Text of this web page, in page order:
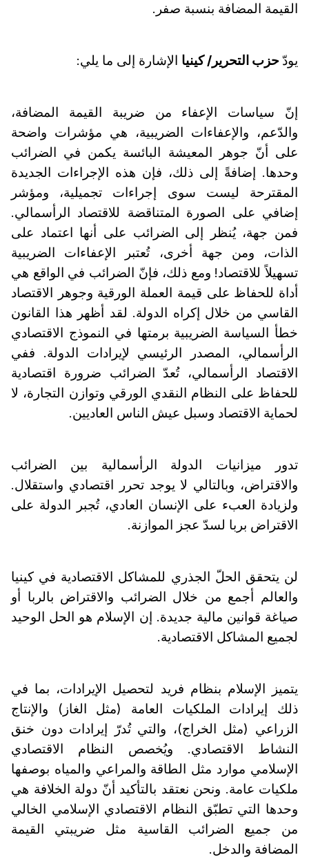
القيمة المضافة بنسبة صفر.
يودّحزب التحرير/ كينياالإشارة إلى ما يلي:
إنّ سياسات الإعفاء من ضريبة القيمة المضافة،
والدّعم، والإعفاءات الضريبية، هي مؤشرات واضحة
على أنّ جوهر المعيشة البائسة يكمن في الضرائب
وحدها. إضافةً إلى ذلك، فإن هذه الإجراءات الجديدة
المقترحة ليست سوى إجراءات تجميلية، ومؤشر
إضافي على الصورة المتناقضة للاقتصاد الرأسمالي.
فمن جهة، يُنظر إلى الضرائب على أنها اعتماد على
الذات، ومن جهة أخرى، تُعتبر الإعفاءات الضريبية
تسهيلاً للاقتصاد! ومع ذلك، فإنّ الضرائب في الواقع هي
أداة للحفاظ على قيمة العملة الورقية وجوهر الاقتصاد
القاسي من خلال إكراه الدولة. لقد أظهر هذا القانون
خطأ السياسة الضريبية برمتها في النموذج الاقتصادي
الرأسمالي، المصدر الرئيسي لإيرادات الدولة. ففي
الاقتصاد الرأسمالي، تُعدّ الضرائب ضرورة اقتصادية
للحفاظ على النظام النقدي الورقي وتوازن التجارة، لا
لحماية الاقتصاد وسبل عيش الناس العاديين.
تدور ميزانيات الدولة الرأسمالية بين الضرائب
والاقتراض، وبالتالي لا يوجد تحرر اقتصادي واستقلال.
ولزيادة العبء على الإنسان العادي، تُجبر الدولة على
الاقتراض بربا لسدّ عجز الموازنة.
لن يتحقق الحلّ الجذري للمشاكل الاقتصادية في كينيا
والعالم أجمع من خلال الضرائب والاقتراض بالربا أو
صياغة قوانين مالية جديدة. إن الإسلام هو الحل الوحيد
لجميع المشاكل الاقتصادية.
يتميز الإسلام بنظام فريد لتحصيل الإيرادات، بما في
ذلك إيرادات الملكيات العامة (مثل الغاز) والإنتاج
الزراعي (مثل الخراج)، والتي تُدرّ إيرادات دون خنق
النشاط الاقتصادي. ويُخصص النظام الاقتصادي
الإسلامي موارد مثل الطاقة والمراعي والمياه بوصفها
ملكيات عامة. ونحن نعتقد بالتأكيد أنّ دولة الخلافة هي
وحدها التي تطبّق النظام الاقتصادي الإسلامي الخالي
من جميع الضرائب القاسية مثل ضريبتي القيمة
المضافة والدخل.